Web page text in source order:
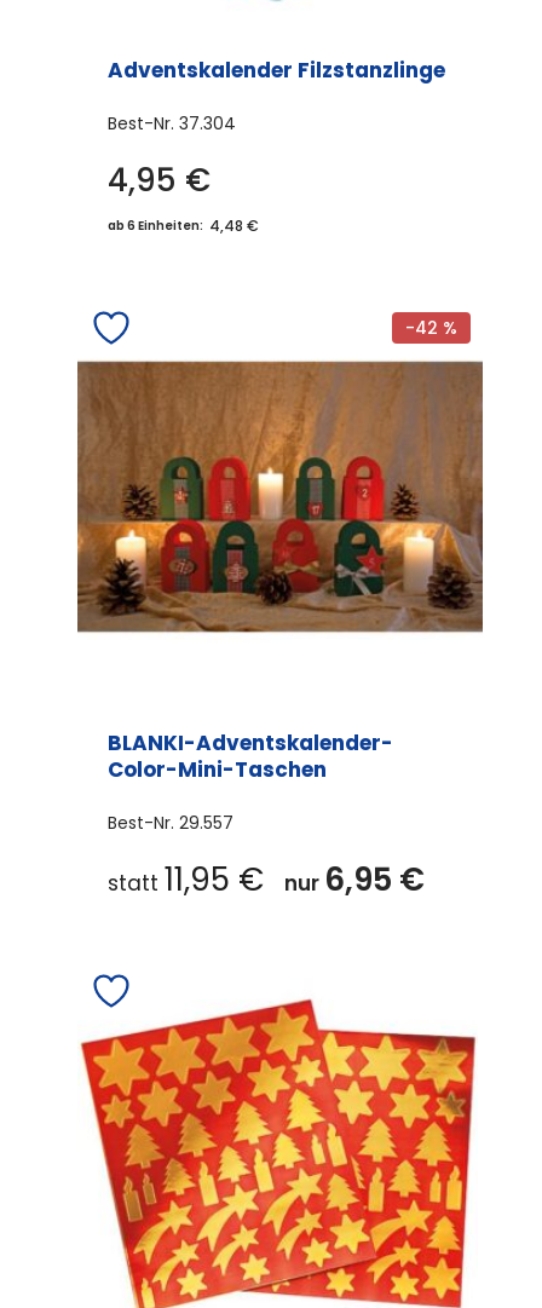
Adventskalender Filzstanzlinge
Best-Nr. 37.304
4,95 €
ab 6 Einheiten: 4,48 €
-42 %
BLANKI-Adventskalender-
Color-Mini-Taschen
Best-Nr. 29.557
statt 11,95 € nur 6,95 €